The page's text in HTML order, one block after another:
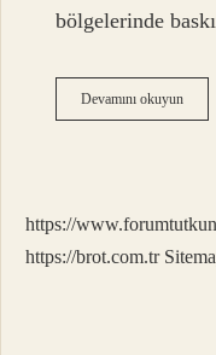
bölgelerinde
Devamını okuyunBozkır
Hangi
https://
https://brot.com.tr